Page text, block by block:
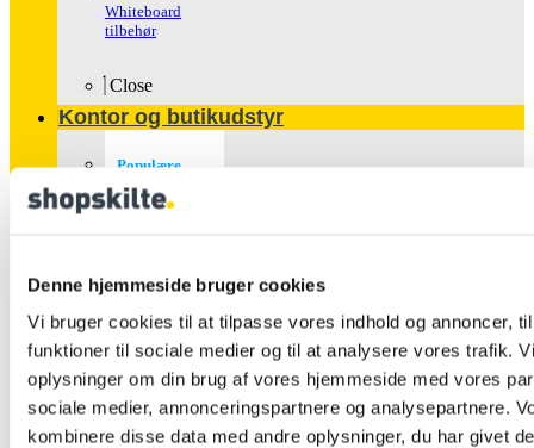
Denne hjemmeside bruger cookies
Vi bruger cookies til at tilpasse vores indhold og annoncer,
funktioner til sociale medier og til at analysere vores trafik.
oplysninger om din brug af vores hjemmeside med vores
sociale medier, annonceringspartnere og analysepartnere.
kombinere disse data med andre oplysninger, du har givet
Whiteboard
tilbehør
Close
Kontor og butikudstyr
Populære
produkter
Dørskilte ,
Infoskilte
Kontorartikler
Se Alt
Kontor/butikudstyr